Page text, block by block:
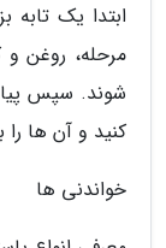
ابتدا یک تابه
مرحله، روغن و
شوند. سپس
کنید و آن ها
خواندنی ها